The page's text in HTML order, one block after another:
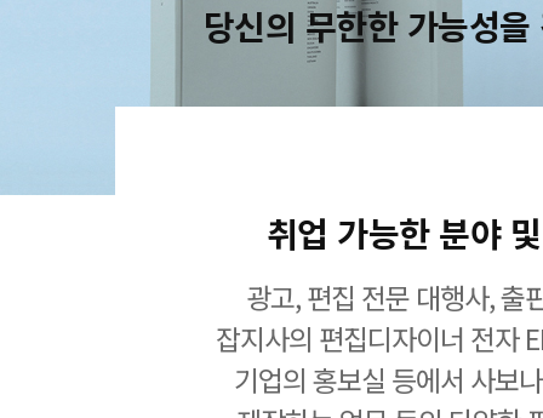
당신의 무한한 가능성
취업 가능한 분야
광고, 편집 전문 대행사, 출
잡지사의 편집디자이너 전자
기업의 홍보실 등에서 사보